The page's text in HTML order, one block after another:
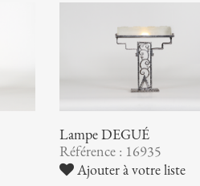
Lampe DEGUÉ
Référence : 16935
Ajouter à votre liste